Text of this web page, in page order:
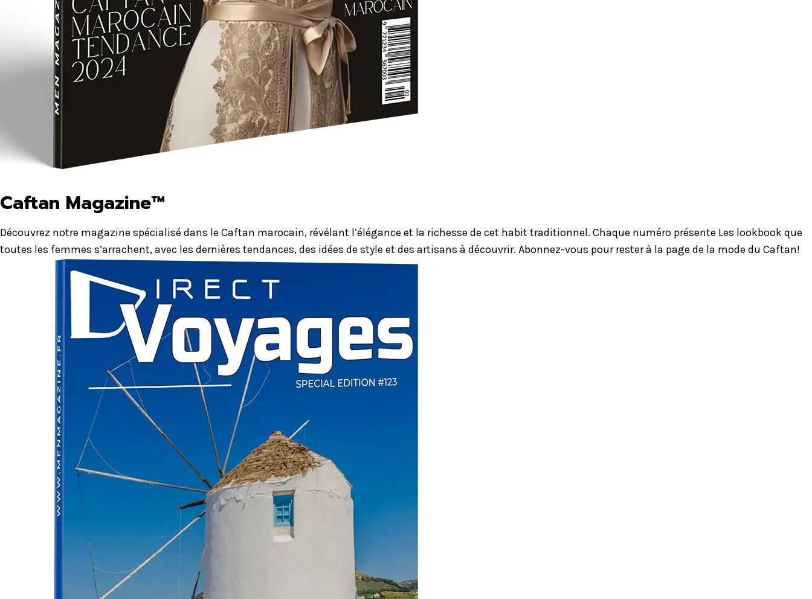
Caftan Magazine™
Découvrez notre magazine spécialisé dans le Caftan marocain, révélant l’élégance et la richesse de cet habit traditionnel. Chaque numéro présente Les lookbook que
toutes les femmes s’arrachent, avec les dernières tendances, des idées de style et des artisans à découvrir. Abonnez-vous pour rester à la page de la mode du Caftan!